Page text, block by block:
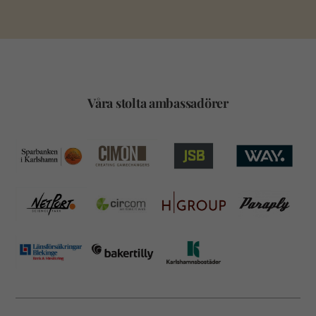
Våra stolta ambassadörer